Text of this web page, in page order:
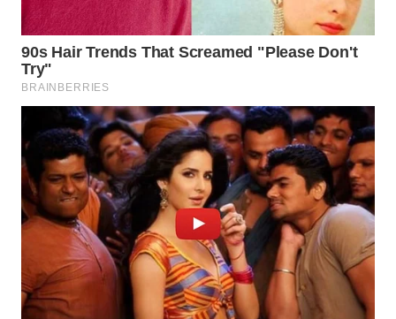
WN
TEBING
TINGGI
PAKPAK
WN
KARAWANG
WN
WN